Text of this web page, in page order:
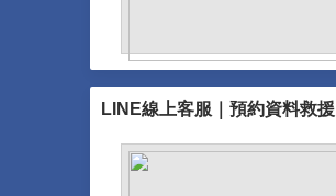
LINE線上客服｜預約資料救援